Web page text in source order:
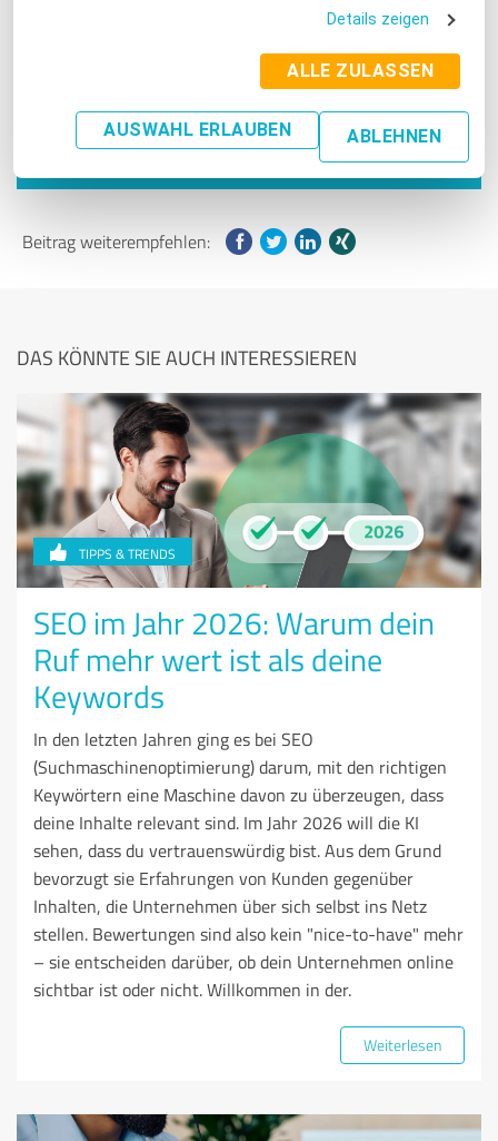
Details zeigen
ALLE ZULASSEN
AUSWAHL ERLAUBEN ABLEHNEN
Kontrolle über Ihre Kundenbewertungen besitzen
möchten
JETZT TESTEN!
Beitrag weiterempfehlen:
DAS KÖNNTE SIE AUCH INTERESSIEREN
TIPPS & TRENDS
SEO im Jahr 2026: Warum dein
Ruf mehr wert ist als deine
Keywords
In den letzten Jahren ging es bei SEO
(Suchmaschinenoptimierung) darum, mit den richtigen
Keywörtern eine Maschine davon zu überzeugen, dass
deine Inhalte relevant sind. Im Jahr 2026 will die KI
sehen, dass du vertrauenswürdig bist. Aus dem Grund
bevorzugt sie Erfahrungen von Kunden gegenüber
Inhalten, die Unternehmen über sich selbst ins Netz
stellen. Bewertungen sind also kein "nice-to-have" mehr
– sie entscheiden darüber, ob dein Unternehmen online
sichtbar ist oder nicht. Willkommen in der.
Weiterlesen